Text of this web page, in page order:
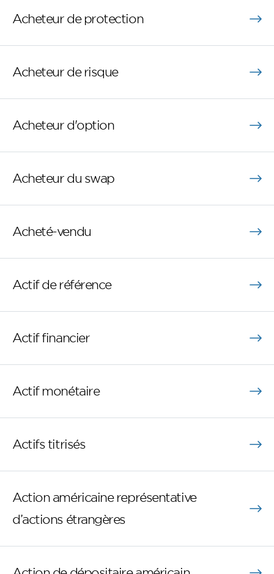
Acheteur de protection
Acheteur de risque
Acheteur d'option
Acheteur du swap
Acheté-vendu
Actif de référence
Actif financier
Actif monétaire
Actifs titrisés
Action américaine représentative
d’actions étrangères